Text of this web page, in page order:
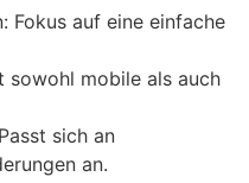
Fokus auf eine einfache
sowohl mobile als auch
sich an
an.